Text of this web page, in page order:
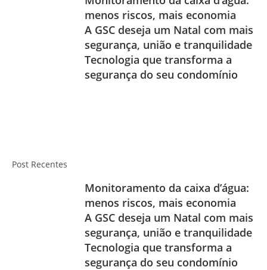
menos riscos, mais economia
A GSC deseja um Natal com mais
segurança, união e tranquilidade
Tecnologia que transforma a
segurança do seu condomínio
Post Recentes
Monitoramento da caixa d’água:
menos riscos, mais economia
A GSC deseja um Natal com mais
segurança, união e tranquilidade
Tecnologia que transforma a
segurança do seu condomínio